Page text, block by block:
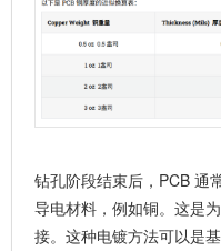
钻孔阶段结束后，PCB 通
导电材料，例如铜。这是
接。这种电镀方法可以是